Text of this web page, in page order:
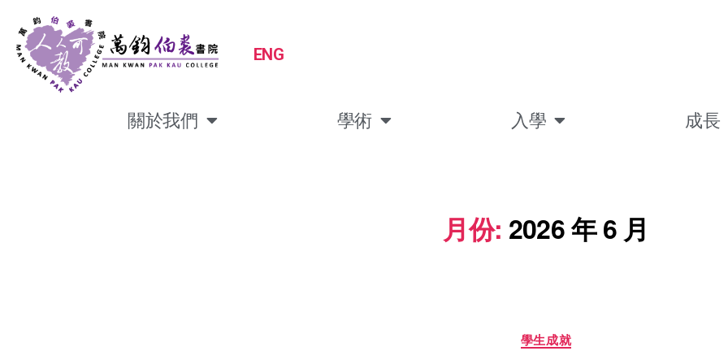
ENG
關於我們 學術 入學 成長
月份: 2026 年 6 月
學生成就